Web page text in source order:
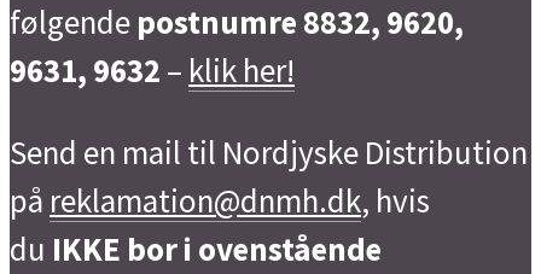
følgende postnumre 8832, 9620,
9631, 9632 – klik her!
Send en mail til Nordjyske Distribution
på reklamation@dnmh.dk, hvis
du IKKE bor i ovenstående